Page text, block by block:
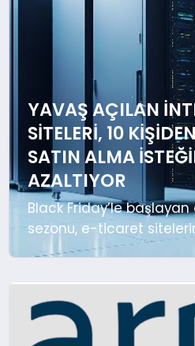
YAVAŞ AÇILAN
SITELERI, 10
SATIN ALMA
AZALTIYOR
Black Friday’le başlayan
sezonu, e-ticaret
optimizasyon ihtiyacını
artışın dönüşüm oranını
azalttığına dikkat çeken
hosting sağlayıcısı,